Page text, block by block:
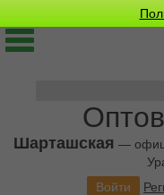
Шарташская —
Войти